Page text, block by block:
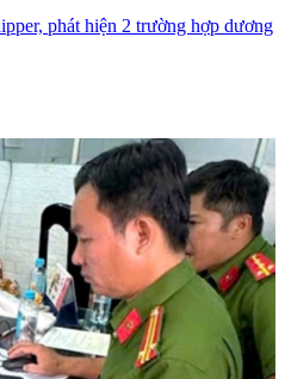
phát hiện 2 trường hợp dương